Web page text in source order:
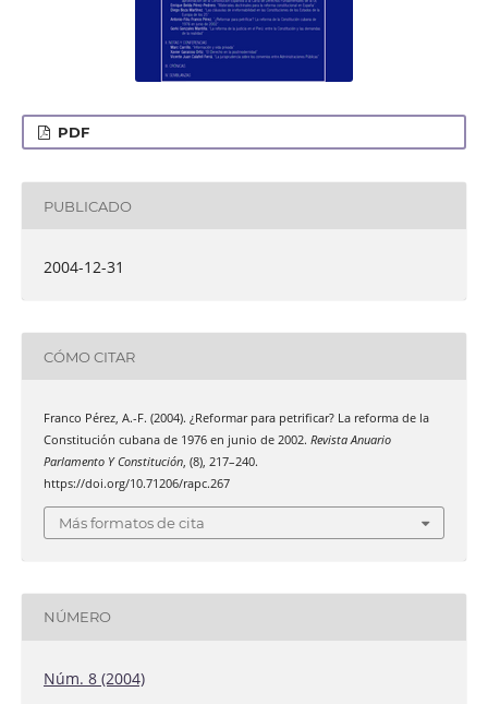
PDF
PUBLICADO
2004-12-31
CÓMO CITAR
Franco Pérez, A.-F. (2004). ¿Reformar para petrificar? La reforma de la
Constitución cubana de 1976 en junio de 2002. Revista Anuario
Parlamento Y Constitución, (8), 217–240.
https://doi.org/10.71206/rapc.267
Más formatos de cita
NÚMERO
Núm. 8 (2004)